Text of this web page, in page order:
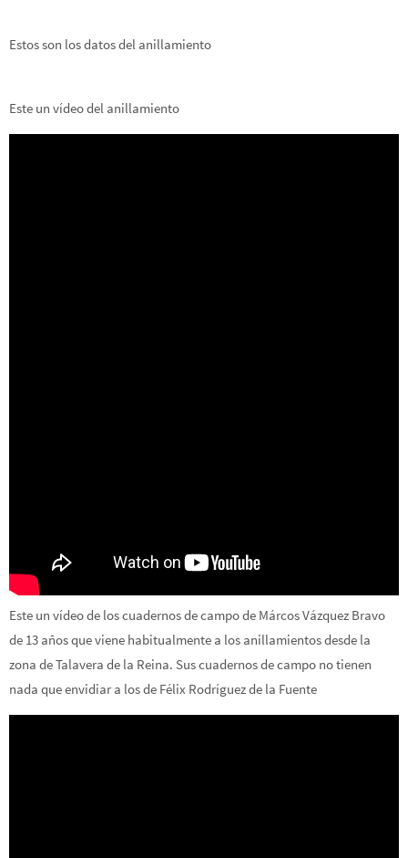
Estos son los datos del anillamiento
Este un vídeo del anillamiento
Este un vídeo de los cuadernos de campo de Márcos Vázquez Bravo
de 13 años que viene habitualmente a los anillamientos desde la
zona de Talavera de la Reina. Sus cuadernos de campo no tienen
nada que envidiar a los de Félix Rodríguez de la Fuente